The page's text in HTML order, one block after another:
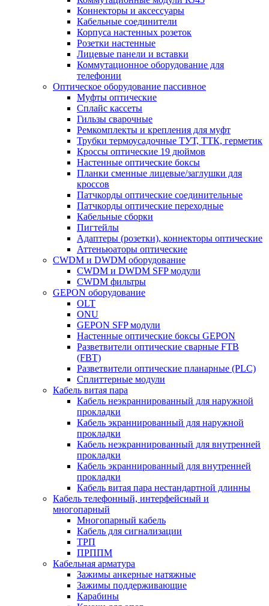
Коннекторы и аксессуары
Кабельные соединители
Корпуса настенных розеток
Розетки настенные
Лицевые панели и вставки
Коммутационное оборудование для
телефонии
Оптическое оборудование пассивное
Муфты оптические
Сплайс кассеты
Гильзы сварочные
Ремкомплекты и крепления для муфт
Трубки термоусадочные ТУТ, ТТК, герметик
Кроссы оптические 19 дюймов
Настенные оптические боксы
Планки сменные лицевые/заглушки для
кроссов
Патчкорды оптические соединительные
Патчкорды оптические переходные
Кабельные сборки
Пигтейлы
Адаптеры (розетки), коннекторы оптические
Аттеньюаторы оптические
CWDM и DWDM оборудование
CWDM и DWDM SFP модули
CWDM фильтры
GEPON оборудование
OLT
ONU
GEPON SFP модули
Настенные оптические боксы GEPON
Разветвители оптические сварные FTB
(FBT)
Разветвители оптические планарные (PLC)
Сплиттерные модули
Кабель витая пара
Кабель неэкраннированный для наружной
прокладки
Кабель экраннированный для наружной
прокладки
Кабель неэкраннированный для внутренней
прокладки
Кабель экраннированный для внутренней
прокладки
Кабель витая пара нестандартной длинны
Кабель телефонный, интерфейсный и
многопарный
Многопарный кабель
Кабель для сигнализации
ТРП
ПРППМ
Кабельная арматура
Зажимы анкерные натяжные
Зажимы поддерживающие
Карабины